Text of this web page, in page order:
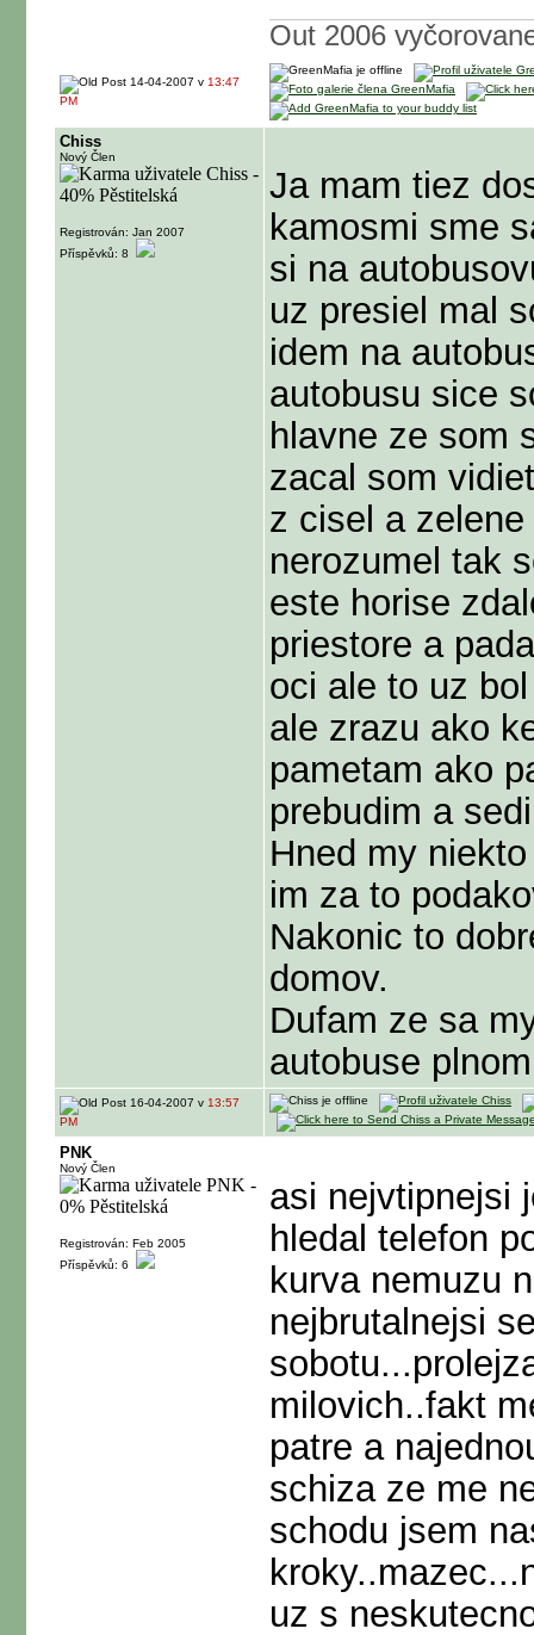
Out 2006
14-04-2007 v 13:47
PM
Chiss
Nový Člen
Registrován: Jan 2007
Příspěvků: 8
Ja mam tiez
kamosmi sme
si na
uz presiel mal
idem na
autobusu sice
hlavne ze som
zacal som
z cisel a
nerozumel tak
este horise
priestore a
oci ale to uz
ale zrazu ako
pametam ako
prebudim a
Hned my
im za to
Nakonic to
domov.
Dufam ze sa
autobuse
16-04-2007 v 13:57
PM
PNK
Nový Člen
Registrován: Feb 2005
Příspěvků: 6
asi nejvtipnejsi
hledal telefon
kurva nemuzu
nejbrutalnejsi
milovich..fakt
patre a
schiza ze me
schodu jsem
uz s